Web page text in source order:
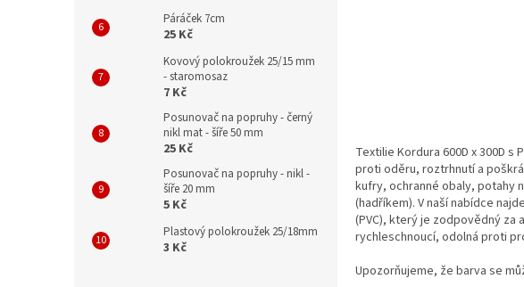
Páráček 7cm
25 Kč
Kovový polokroužek 25/15 mm
- staromosaz
7 Kč
Posunovač na popruhy - černý
nikl mat - šíře 50 mm
25 Kč
Posunovač na popruhy - nikl -
šíře 20 mm
5 Kč
Plastový polokroužek 25/18mm
3 Kč
Textilie Kordura 600D x 300D
proti oděru, roztrhnutí a
kufry, ochranné obaly, potahy
(hadříkem). V naší nabídce
(PVC), který je zodpovědný za
rychleschnoucí, odolná proti
Upozorňujeme, že barva se